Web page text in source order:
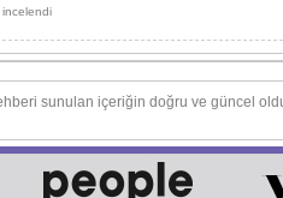
sunulan içeriğin doğru ve güncel